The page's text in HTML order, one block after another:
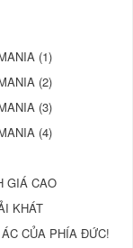
(1)
(2)
(3)
(4)
GIÁ CAO
KHÁT
CỦA PHÍA ĐỨC!